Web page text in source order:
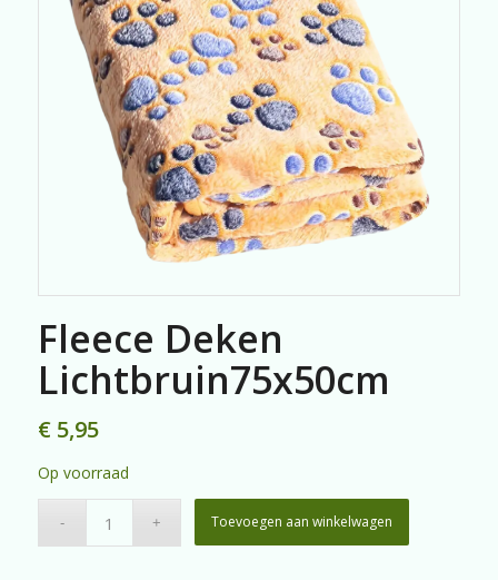
Fleece Deken
Lichtbruin75x50cm
€5,95
Op voorraad
Toevoegen aan winkelwagen